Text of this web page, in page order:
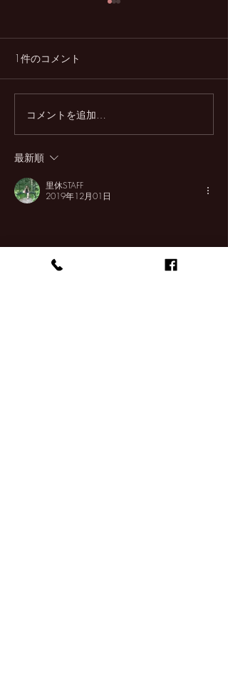
旬のタケノコパスタが人
気です♪
1件のコメント
コメントを追加…
最新順
里休STAFF
2019年12月01日